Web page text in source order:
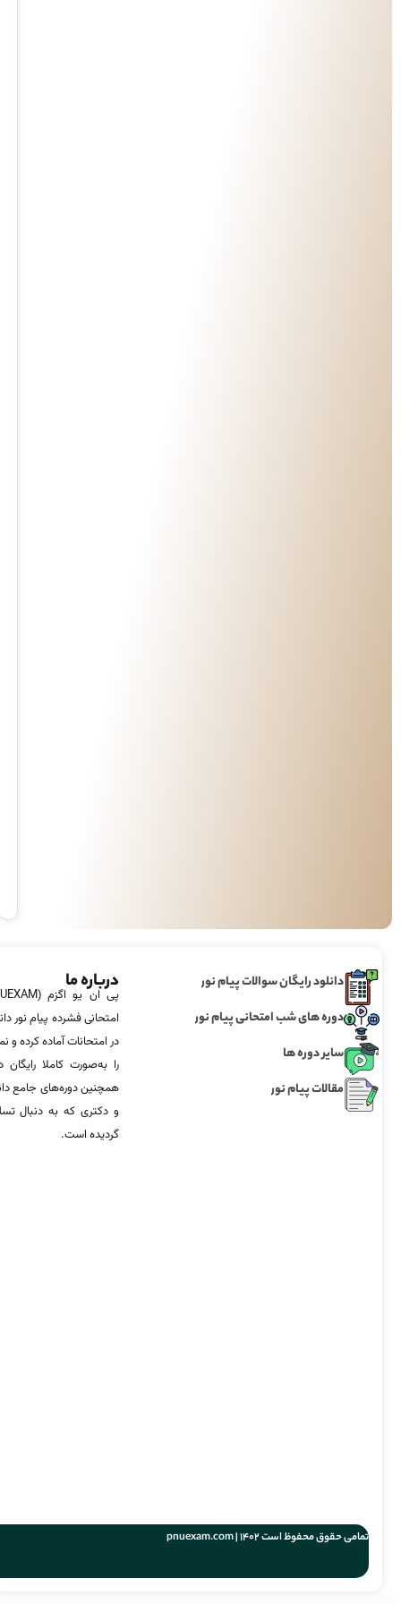
دانلود رایگان سوالات پیام نور
دوره های شب امتحانی پیام نور
سایر دوره ها
مقالات پیام نور
درباره ما
امتحانی فشرده پیام نور
در امتحانات آماده‌ کرده
را به‌صورت کاملا
همچنین دوره‌های جامع
و دکتری که به دنبال
گردیده است.
تمامی حقوق محفوظ است 1402 | pnuexam.com